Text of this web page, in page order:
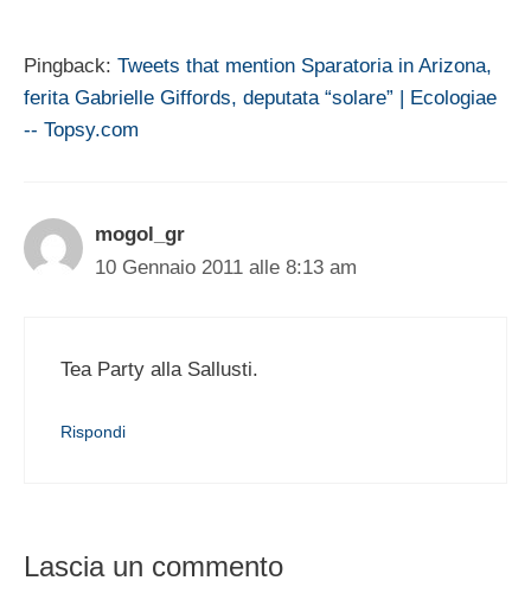
Pingback: Tweets that mention Sparatoria in Arizona,
ferita Gabrielle Giffords, deputata “solare” | Ecologiae
-- Topsy.com
mogol_gr
10 Gennaio 2011 alle 8:13 am
Tea Party alla Sallusti.
Rispondi
Lascia un commento